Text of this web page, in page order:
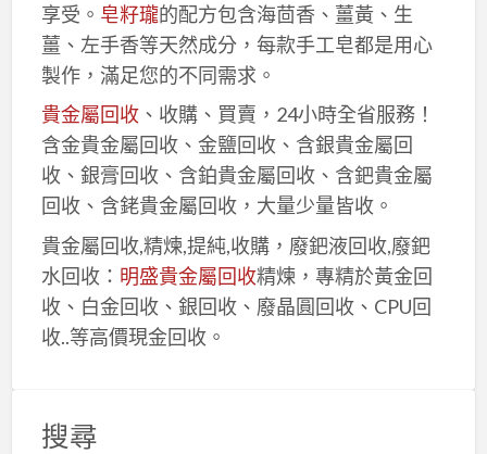
享受。 皂籽瓏的配方包含海茴香、薑黃、生
薑、左手香等天然成分，每款手工皂都是用心
製作，滿足您的不同需求。
貴金屬回收、收購、買賣，24小時全省服務！
含金貴金屬回收、金鹽回收、含銀貴金屬回
收、銀膏回收、含鉑貴金屬回收、含鈀貴金屬
回收、含銠貴金屬回收，大量少量皆收。
貴金屬回收,精煉,提純,收購，廢鈀液回收,廢鈀
水回收： 明盛貴金屬回收精煉，專精於黃金回
收、白金回收、銀回收、廢晶圓回收、CPU回
收..等高價現金回收。
搜尋